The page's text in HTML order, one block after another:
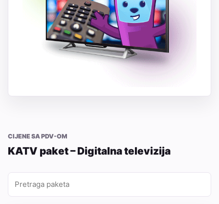
CIJENE SA PDV-OM
KATV paket – Digitalna televizija